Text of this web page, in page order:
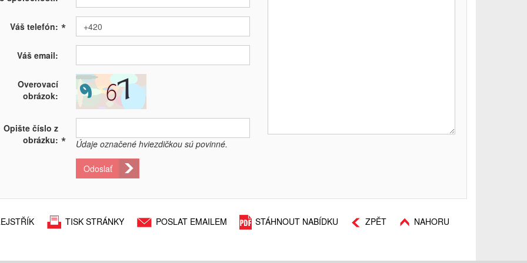
Váš telefón: *
Váš email:
Overovací
obrázok:
Opište číslo z
obrázku: * Údaje označené hviezdičkou sú povinné.
Odoslať
TISK STRÁNKY POSLAT EMAILEM STÁHNOUT NABÍDKU ZPĚT NAHORU